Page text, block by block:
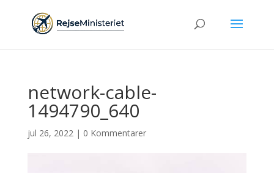
network-cable-
1494790_640
jul 26, 2022| 0 Kommentarer